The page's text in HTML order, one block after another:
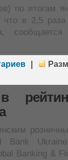
по итогам
что в 2,5
сообщается
Bank
Banking &